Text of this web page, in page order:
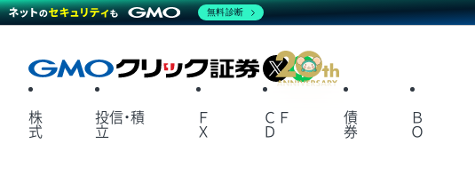
X
株
式
投信・積
立
Ｆ
Ｘ
ＣＦ
Ｄ
債
券
Ｂ
Ｏ
無料診断